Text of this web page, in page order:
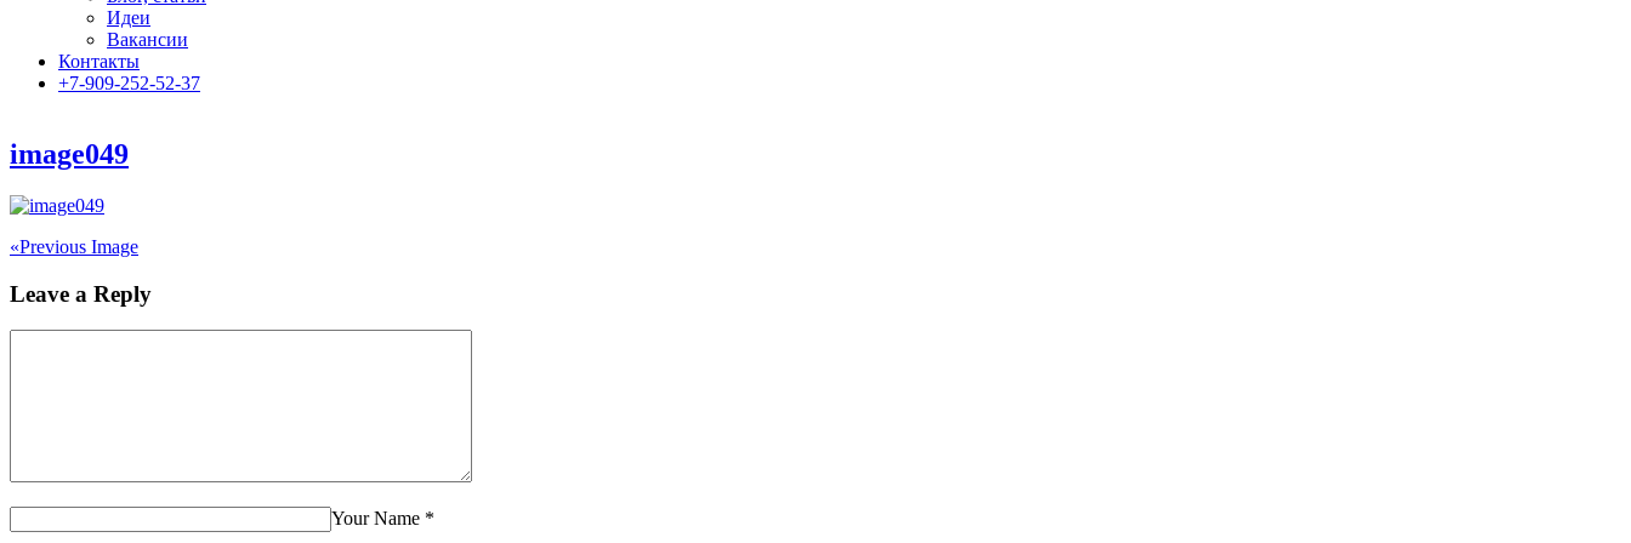
Идеи
Вакансии
Контакты
+7-909-252-52-37
image049
«Previous Image
Leave a Reply
Your Name *